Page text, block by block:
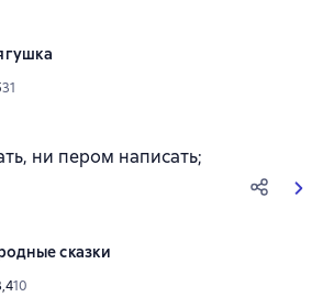
рейтинг 5 на основе 31 оценок
31
ни пером написать;
сказки
рейтинг 3,4 на основе 10 оценок
10